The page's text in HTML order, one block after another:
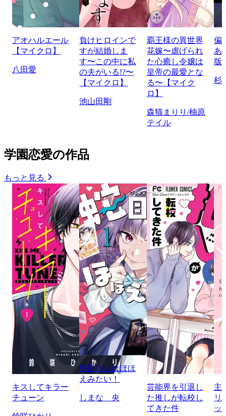
アオハルエール
【マイクロ】
八田愛
負けヒロインで
すが結婚しま
す〜この中に私
の夫がいる!?〜
【マイクロ】
池山田剛
覇王様の異世界
花嫁〜虐げられ
た心癒し令嬢は
皇帝の最愛とな
る〜【マイク
ロ】
森猫まりり/柚原
テイル
偏
あ
版
杉
学園恋愛の作品
もっと見る
キスしてキラー
チューン
蛇目さんはほほ
えみたい！
しまな 央
芸能界を引退し
た推しが転校し
てきた件
主
リ
ッ